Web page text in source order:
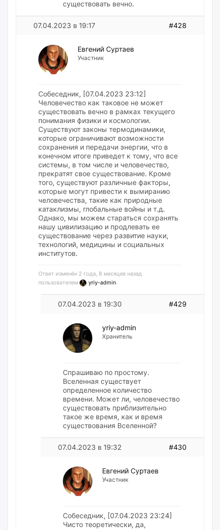
существовать вечно.
07.04.2023 в 19:17 #428
Евгений Суртаев
Участник
Собеседник, [07.04.2023 23:12]
Человечество как таковое не может
существовать вечно в рамках текущего
понимания физики и космологии.
Существуют законы термодинамики,
которые ограничивают возможности
сохранения и передачи энергии, что в
конечном итоге приведет к тому, что все
системы, в том числе и человечество,
прекратят свое существование. Кроме
того, существуют различные факторы,
которые могут привести к вымиранию
человечества, такие как природные
катаклизмы, глобальные войны и т.д.
Однако, мы можем стараться сохранять
нашу цивилизацию и продлевать ее
существование через развитие науки,
технологий, медицины и социальных
институтов.
Ответ изменён 2 года, 8 месяцев назад
пользователем
yriy-admin.
07.04.2023 в 19:30 #429
yriy-admin
Хранитель
Спрашиваю по простому.
Вселенная существует
определенное количество
времени. Может ли, человечество
существовать приблизительно
такое же время, как и время
существования Вселенной?
07.04.2023 в 19:32 #430
Евгений Суртаев
Участник
Собеседник, [07.04.2023 23:24]
Чисто теоретически, да,